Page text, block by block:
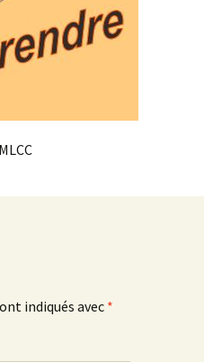
indiqués avec*